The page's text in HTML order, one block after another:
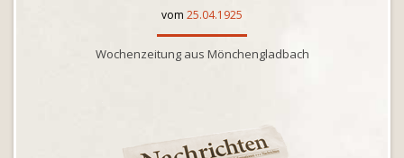
vom 25.04.1925
Wochenzeitung aus Mönchengladbach